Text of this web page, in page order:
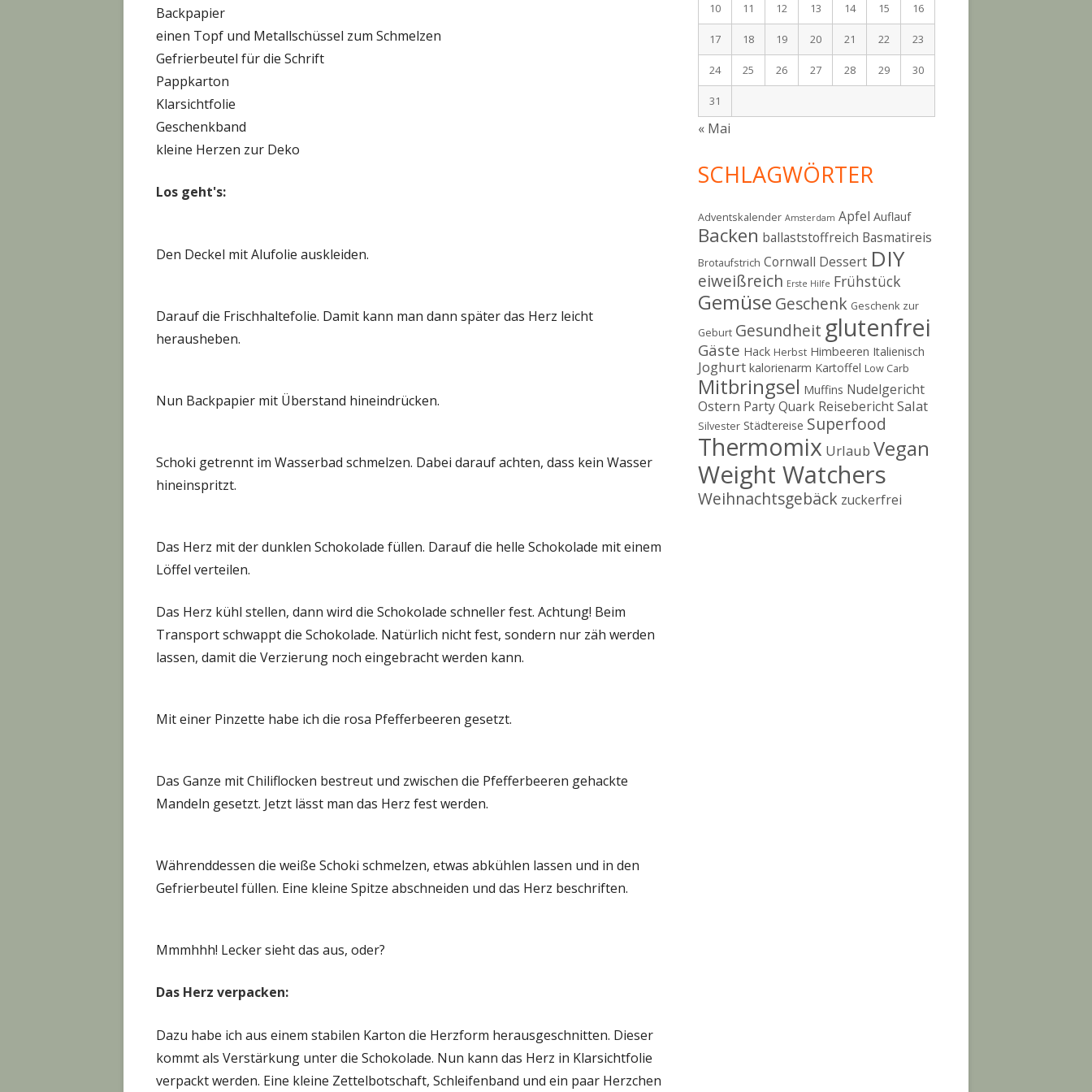
Backpapier
einen Topf und Metallschüssel zum Schmelzen
Gefrierbeutel für die Schrift
Pappkarton
Klarsichtfolie
Geschenkband
kleine Herzen zur Deko
Los geht's:
Den Deckel mit Alufolie auskleiden.
Darauf die Frischhaltefolie. Damit kann man dann später das Herz leicht
herausheben.
Nun Backpapier mit Überstand hineindrücken.
Schoki getrennt im Wasserbad schmelzen. Dabei darauf achten, dass kein Wasser
hineinspritzt.
Das Herz mit der dunklen Schokolade füllen. Darauf die helle Schokolade mit einem
Löffel verteilen.
Das Herz kühl stellen, dann wird die Schokolade schneller fest. Achtung! Beim
Transport schwappt die Schokolade. Natürlich nicht fest, sondern nur zäh werden
lassen, damit die Verzierung noch eingebracht werden kann.
Mit einer Pinzette habe ich die rosa Pfefferbeeren gesetzt.
Das Ganze mit Chiliflocken bestreut und zwischen die Pfefferbeeren gehackte
Mandeln gesetzt. Jetzt lässt man das Herz fest werden.
Währenddessen die weiße Schoki schmelzen, etwas abkühlen lassen und in den
Gefrierbeutel füllen. Eine kleine Spitze abschneiden und das Herz beschriften.
Mmmhhh! Lecker sieht das aus, oder?
Das Herz verpacken:
Dazu habe ich aus einem stabilen Karton die Herzform herausgeschnitten. Dieser
kommt als Verstärkung unter die Schokolade. Nun kann das Herz in Klarsichtfolie
verpackt werden. Eine kleine Zettelbotschaft, Schleifenband und ein paar Herzchen
10 11 12 13 14 15 16
17 18 19 20 21 22 23
24 25 26 27 28 29 30
31
« Mai
SCHLAGWÖRTER
Adventskalender Amsterdam Apfel Auflauf
Backen ballaststoffreich Basmatireis
Brotaufstrich Cornwall Dessert DIY
eiweißreich Erste Hilfe Frühstück
Gemüse Geschenk Geschenk zur
Geburt Gesundheit glutenfrei
Gäste Hack Herbst Himbeeren Italienisch
Joghurt kalorienarm Kartoffel Low Carb
Mitbringsel Muffins Nudelgericht
Ostern PartyQuark ReiseberichtSalat
Silvester Städtereise Superfood
Thermomix Urlaub Vegan
Weight Watchers
Weihnachtsgebäck zuckerfrei